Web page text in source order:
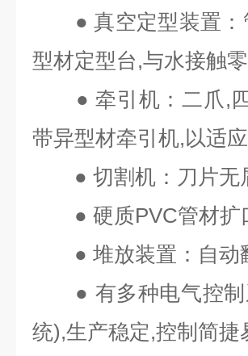
● 真空定型装置：
型材定型台,与水接触
● 牵引机：二爪,四
带异型材牵引机,以适
● 切割机：刀片无
● 硬质PVC管材扩
● 堆放装置：自动
● 有多种电气控制
统),生产稳定,控制简捷